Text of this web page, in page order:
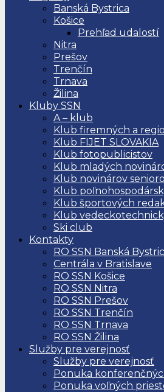
Banská Bystrica
Košice
Prehľad udalostí
Nitra
Prešov
Trenčín
Trnava
Žilina
Kluby SSN
A – klub
Klub firemných a
Klub FIJET SLOVAKIA
Klub fotopublicistov
Klub mladých
Klub novinárov
Klub
Klub športových
Klub
Ski club
Kontakty
RO SSN Banská
Centrála v Bratislave
RO SSN Košice
RO SSN Nitra
RO SSN Prešov
RO SSN Trenčín
RO SSN Trnava
RO SSN Žilina
Služby pre verejnosť
Služby pre verejnosť
Ponuka
Ponuka voľných